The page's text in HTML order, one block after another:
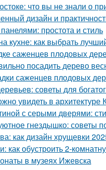
что вы не знали о
дизайн и
простота и стиль
кухне: как выбрать
саженцев плодовых
посадить дерево
саженцев плодовых
советы для
увидеть в архитектуре
с серыми дверями:
гнездышко: советы
как дизайн хрущевки
как обустроить 2-
в музеях Ижевска